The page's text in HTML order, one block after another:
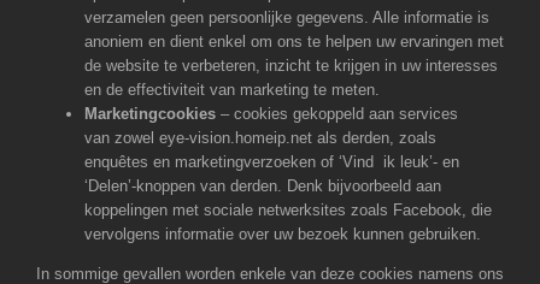
verzamelen geen persoonlijke gegevens. Alle informatie is
anoniem en dient enkel om ons te helpen uw ervaringen met
de website te verbeteren, inzicht te krijgen in uw interesses
en de effectiviteit van marketing te meten.
Marketingcookies – cookies gekoppeld aan services
van zowel eye-vision.homeip.net als derden, zoals
enquêtes en marketingverzoeken of ‘Vind ik leuk’- en
‘Delen’-knoppen van derden. Denk bijvoorbeeld aan
koppelingen met sociale netwerksites zoals Facebook, die
vervolgens informatie over uw bezoek kunnen gebruiken.
In sommige gevallen worden enkele van deze cookies namens ons